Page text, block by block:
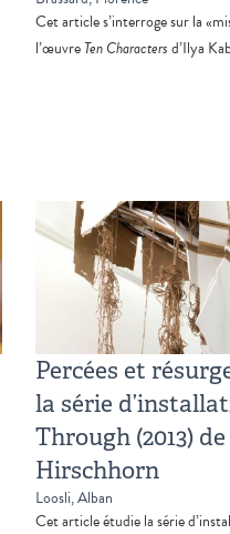
Cet article s’interroge sur la
l’œuvreTen Charactersd’Ilya
Percées et
la série
Through (2013)
Hirschhorn
Loosli, Alban
Cet article étudie la série